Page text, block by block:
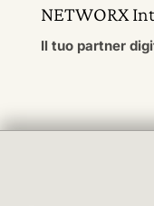
NETWORX
Il tuo partner